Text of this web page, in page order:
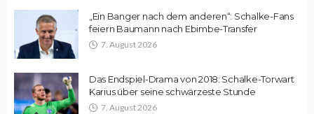
„Ein Banger nach dem anderen“: Schalke-Fans
feiern Baumann nach Ebimbe-Transfer
7. August 2026
Das Endspiel-Drama von 2018: Schalke-Torwart
Karius über seine schwärzeste Stunde
7. August 2026